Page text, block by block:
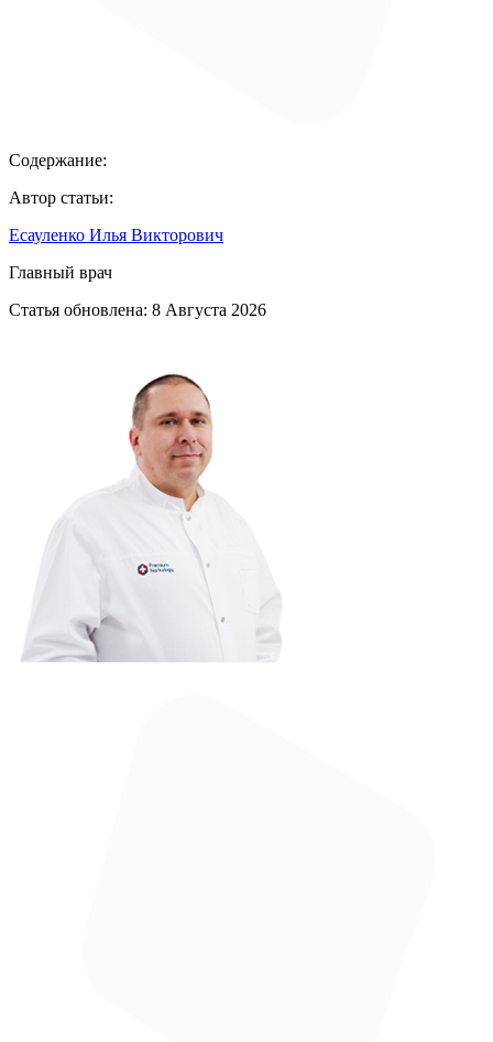
Содержание:
Автор статьи:
Есауленко Илья Викторович
Главный врач
Статья обновлена: 8 Августа 2026